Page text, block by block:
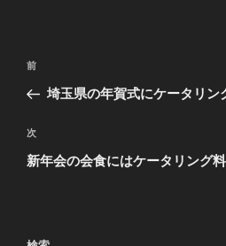
投
ナ
ビ
ゲ
前
の
稿
前
埼玉県の年賀式にケータリン
次
の
次
新年会の会食にはケータリング